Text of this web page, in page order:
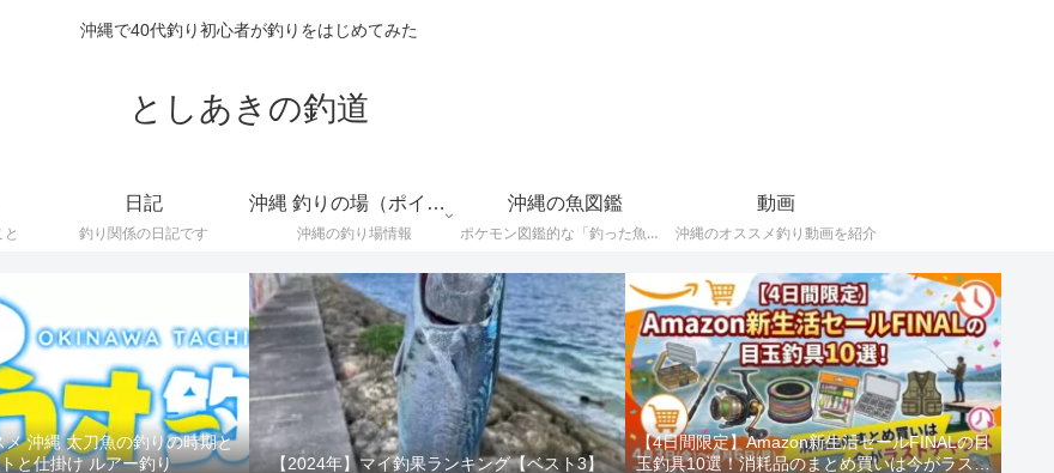
沖縄で40代釣り初心者が釣りをはじめてみた
としあきの釣道
日記
釣り関係の日記です
沖縄 釣りの場（ポイント）
沖縄の釣り場情報
沖縄の魚図鑑
ポケモン図鑑的な「釣った魚（重要）」の記録。
動画
沖縄のオススメ釣り動画を紹介
メ 沖縄 太刀魚の釣りの時期と
と仕掛け ルアー釣り
【2024年】マイ釣果ランキング【ベスト3】
【4日間限定】Amazon新生活セールFINALの目
玉釣具10選！消耗品のまとめ買いは今がラスト